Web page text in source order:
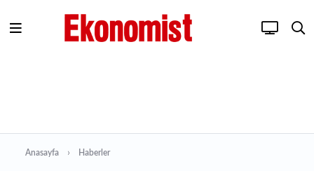
Anasayfa Haberler